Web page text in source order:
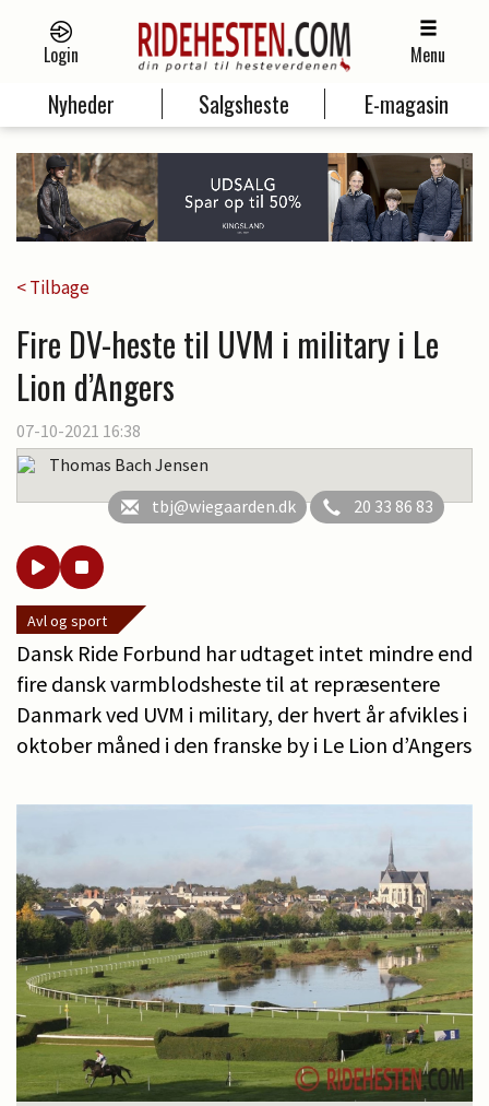
Login Menu
Nyheder Salgsheste E-magasin
< Tilbage
Fire DV-heste til UVM i military i Le
Lion d’Angers
07-10-2021 16:38
Thomas Bach Jensen
tbj@wiegaarden.dk
20 33 86 83
Avl og sport
Dansk Ride Forbund har udtaget intet mindre end
fire dansk varmblodsheste til at repræsentere
Danmark ved UVM i military, der hvert år afvikles i
oktober måned i den franske by i Le Lion d’Angers